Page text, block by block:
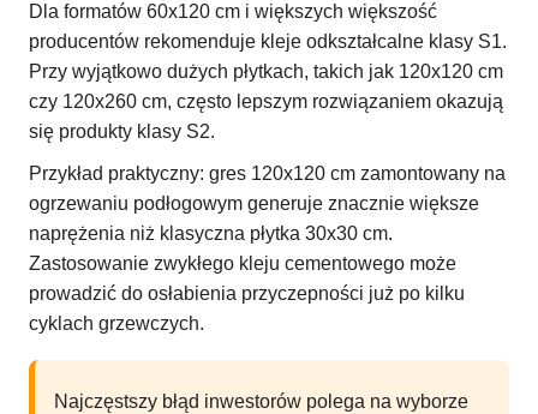
Dla formatów 60x120 cm i większych większość
producentów rekomenduje kleje odkształcalne klasy S1.
Przy wyjątkowo dużych płytkach, takich jak 120x120 cm
czy 120x260 cm, często lepszym rozwiązaniem okazują
się produkty klasy S2.
Przykład praktyczny: gres 120x120 cm zamontowany na
ogrzewaniu podłogowym generuje znacznie większe
naprężenia niż klasyczna płytka 30x30 cm.
Zastosowanie zwykłego kleju cementowego może
prowadzić do osłabienia przyczepności już po kilku
cyklach grzewczych.
Najczęstszy błąd inwestorów polega na wyborze